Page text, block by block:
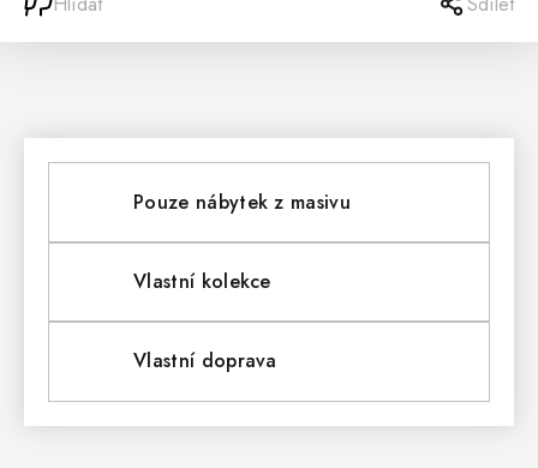
Pouze nábytek z masivu
Vlastní kolekce
Vlastní doprava